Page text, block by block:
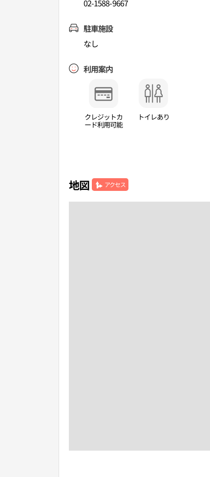
02-1588-9667
駐車施設
なし
利用案内
クレジットカ
ード利用可能
トイレあり
地図 アクセス